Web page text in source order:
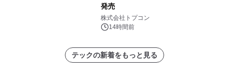
発売
株式会社トプコン
14時間前
テックの新着をもっと見る